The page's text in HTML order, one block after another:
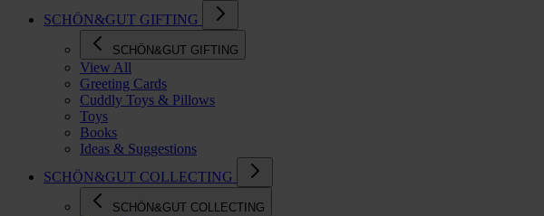
SCHÖN&GUT GIFTING
SCHÖN&GUT GIFTING
View All
Greeting Cards
Cuddly Toys & Pillows
Toys
Books
Ideas & Suggestions
SCHÖN&GUT COLLECTING
SCHÖN&GUT COLLECTING